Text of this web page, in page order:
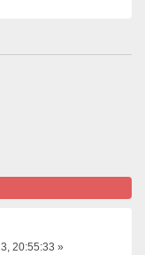
20:55:33 »